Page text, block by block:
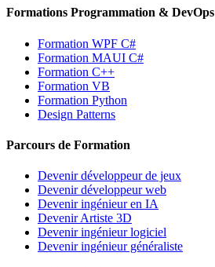
Formations Programmation & DevOps
Formation WPF C#
Formation MAUI C#
Formation C++
Formation VB
Formation Python
Design Patterns
Parcours de Formation
Devenir développeur de jeux
Devenir développeur web
Devenir ingénieur en IA
Devenir Artiste 3D
Devenir ingénieur logiciel
Devenir ingénieur généraliste